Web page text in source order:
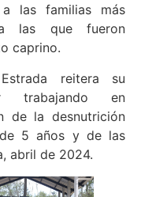
las familias más
a las que fueron
caprino.
reitera su
trabajando en
de la desnutrición
5 años y de las
abril de 2024.